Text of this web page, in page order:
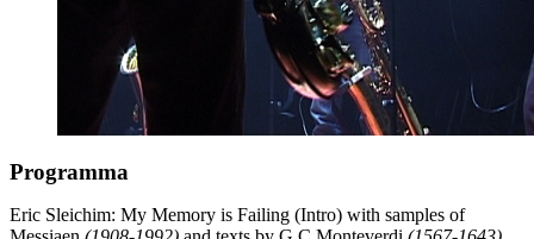
Programma
Eric Sleichim: My Memory is Failing (Intro) with samples of